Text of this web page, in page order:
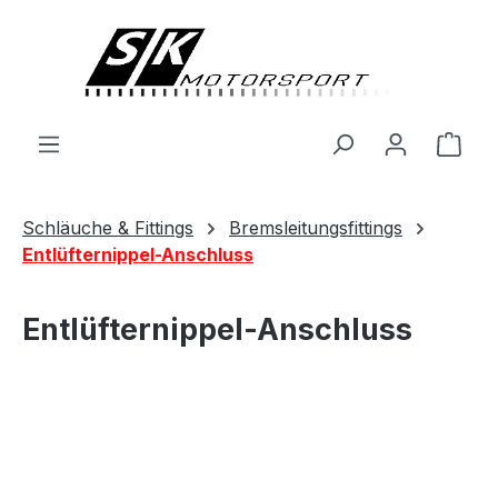
Schläuche & Fittings
Bremsleitungsfittings
Entlüfternippel-Anschluss
Entlüfternippel-Anschluss